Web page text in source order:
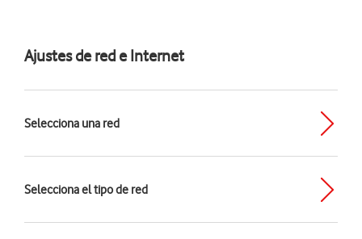
Ajustes de red e Internet
Selecciona una red
Selecciona el tipo de red